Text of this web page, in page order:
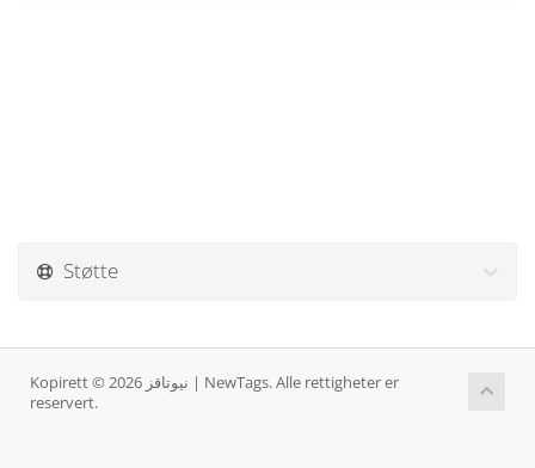
Støtte
Kopirett © 2026 نيوتاقز | NewTags. Alle rettigheter er
reservert.